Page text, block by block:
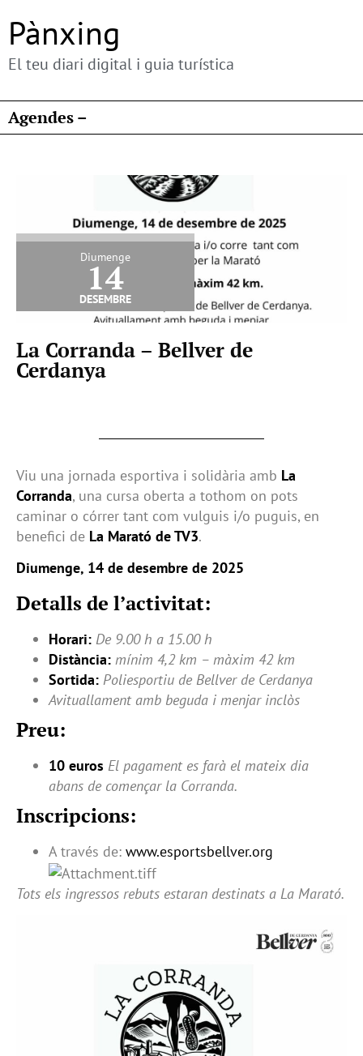
Pànxing
El teu diari digital i guia turística
Agendes –
Diumenge
14
desembre
La Corranda – Bellver de
Cerdanya
Viu una jornada esportiva i solidària amb La
Corranda, una cursa oberta a tothom on pots
caminar o córrer tant com vulguis i/o puguis, en
benefici de La Marató de TV3.
Diumenge, 14 de desembre de 2025
Detalls de l’activitat:
Horari: De 9.00 h a 15.00 h
Distància: mínim 4,2 km – màxim 42 km
Sortida: Poliesportiu de Bellver de Cerdanya
Avituallament amb beguda i menjar inclòs
Preu:
10 euros El pagament es farà el mateix dia
abans de començar la Corranda.
Inscripcions:
A través de: www.esportsbellver.org
Tots els ingressos rebuts estaran destinats a La Marató.